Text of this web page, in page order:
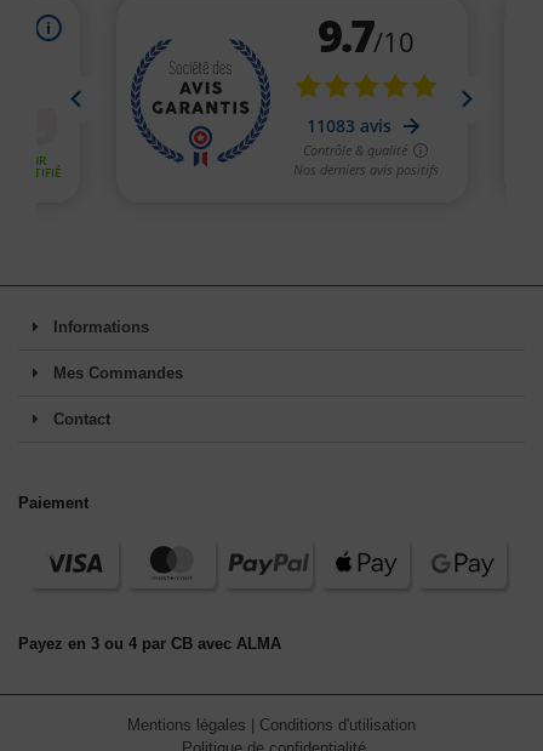
Informations
Mes Commandes
Contact
Paiement
Payez en 3 ou 4 par CB avec ALMA
Mentions légales | Conditions d'utilisation